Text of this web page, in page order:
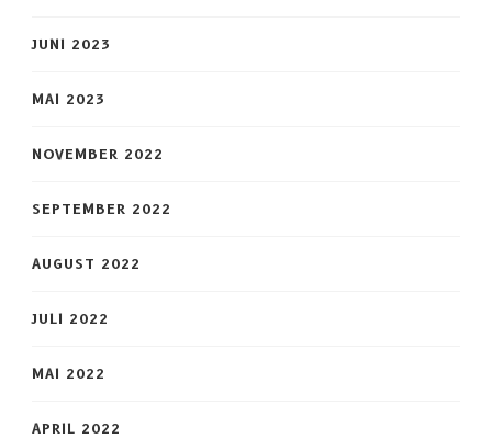
JUNI 2023
MAI 2023
NOVEMBER 2022
SEPTEMBER 2022
AUGUST 2022
JULI 2022
MAI 2022
APRIL 2022